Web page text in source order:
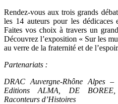
Rendez-vous aux trois grands
les 14 auteurs pour les dédicaces
Faites vos choix à travers un
Découvrez l’exposition « Sur les
au verre de la fraternité et de
Partenariats :
DRAC Auvergne-Rhône Alpes
Editions ALMA, DE
Raconteurs d’Histoires